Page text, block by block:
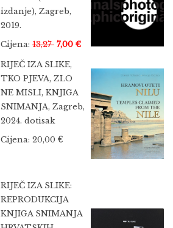
izdanje), Zagreb,
2019.
Cijena: 13,27 7,00 €
RIJEČ IZA SLIKE,
TKO PJEVA, ZLO
NE MISLI, KNJIGA
SNIMANJA, Zagreb,
2024. dotisak
Cijena: 20,00 €
RIJEČ IZA SLIKE:
REPRODUKCIJA
KNJIGA SNIMANJA